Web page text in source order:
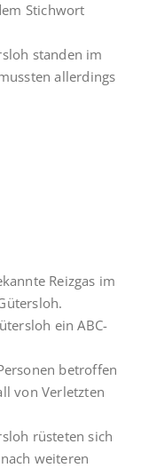
Stichwort
standen im
allerdings
Reizgas im
ein ABC-
betroffen
von Verletzten
rüsteten sich
weiteren